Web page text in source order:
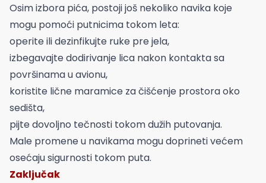
Osim izbora pića, postoji još nekoliko navika koje
mogu pomoći putnicima tokom leta:
operite ili dezinfikujte ruke pre jela,
izbegavajte dodirivanje lica nakon kontakta sa
površinama u avionu,
koristite lične maramice za čišćenje prostora oko
sedišta,
pijte dovoljno tečnosti tokom dužih putovanja.
Male promene u navikama mogu doprineti većem
osećaju sigurnosti tokom puta.
Zaključak